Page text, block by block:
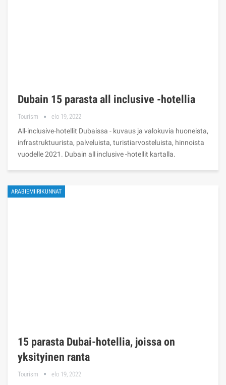
Dubain 15 parasta all inclusive -hotellia
Tourism elo 19, 2022
All-inclusive-hotellit Dubaissa - kuvaus ja valokuvia huoneista,
infrastruktuurista, palveluista, turistiarvosteluista, hinnoista
vuodelle 2021. Dubain all inclusive -hotellit kartalla.
ARABIEMIIRIKUNNAT
15 parasta Dubai-hotellia, joissa on
yksityinen ranta
Tourism elo 19, 2022